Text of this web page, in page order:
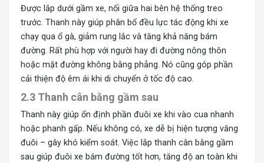
Được lắp dưới gầm xe, nối giữa hai bên hệ thống treo
trước. Thanh này giúp phân bổ đều lực tác động khi xe
chạy qua ổ gà, giảm rung lắc và tăng khả năng bám
đường. Rất phù hợp với người hay đi đường nông thôn
hoặc mặt đường không bằng phẳng. Nó cũng góp phần
cải thiện độ êm ái khi di chuyển ở tốc độ cao.
2.3 Thanh cân bằng gầm sau
Thanh này giúp ổn định phần đuôi xe khi vào cua nhanh
hoặc phanh gấp. Nếu không có, xe dễ bị hiện tượng văng
đuôi – gây khó kiểm soát. Việc lắp thanh cân bằng gầm
sau giúp đuôi xe bám đường tốt hơn, tăng độ an toàn khi